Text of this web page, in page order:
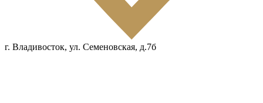
г. Владивосток, ул. Семеновская, д.7б